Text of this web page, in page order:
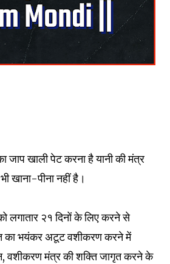
जाप खाली पेट करना है यानी की मंत्र
खाना-पीना नहीं है।
लगातार २१ दिनों के लिए करने से
का भयंकर अटूट वशीकरण करने में
वशीकरण मंत्र की शक्ति जागृत करने के